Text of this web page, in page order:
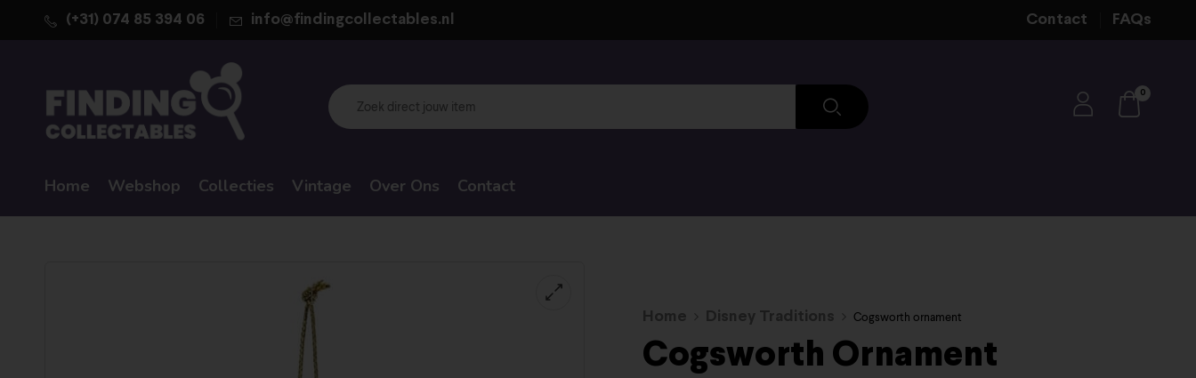
(+31) 074 85 394 06 info@findingcollectables.nl Contact FAQs
0
Home Webshop Collecties Vintage Over Ons Contact
Home Disney Traditions Cogsworth ornament
Cogsworth Ornament